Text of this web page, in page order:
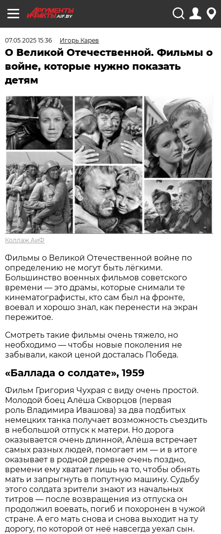
AIF.BY
07.05.2025 15:36 Игорь Карев
О Великой Отечественной. Фильмы о
войне, которые нужно показать
детям
Коллаж АиФ
Фильмы о Великой Отечественной войне по
определению не могут быть лёгкими.
Большинство военных фильмов советского
времени — это драмы, которые снимали те
кинематографисты, кто сам был на фронте,
воевал и хорошо знал, как перенести на экран
пережитое.
Смотреть такие фильмы очень тяжело, но
необходимо — чтобы новые поколения не
забывали, какой ценой досталась Победа.
«Баллада о солдате», 1959
Фильм Григория Чухрая с виду очень простой.
Молодой боец Алёша Скворцов (первая
роль Владимира Ивашова) за два подбитых
немецких танка получает возможность съездить
в небольшой отпуск к матери. Но дорога
оказывается очень длинной, Алёша встречает
самых разных людей, помогает им — и в итоге
оказывает в родной деревне очень поздно,
времени ему хватает лишь на то, чтобы обнять
мать и запрыгнуть в попутную машину. Судьбу
этого солдата зрители знают из начальных
титров — после возвращения из отпуска он
продолжил воевать, погиб и похоронен в чужой
стране. А его мать снова и снова выходит на ту
дорогу, по которой от неё навсегда уехал сын.